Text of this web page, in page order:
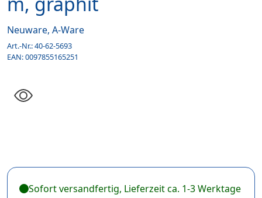
Neuware, A-Ware
Art.-Nr.:40-62-5693
EAN:0097855165251
Sofort versandfertig, Lieferzeit ca. 1-3 Werktage